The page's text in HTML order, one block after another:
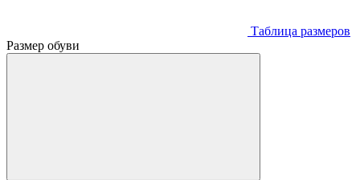
Таблица размеров
Размер обуви